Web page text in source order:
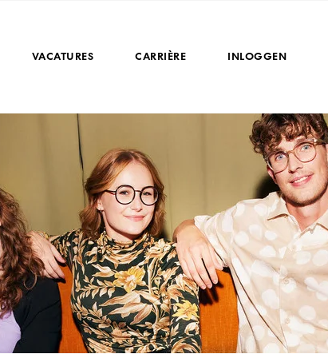
VACATURES CARRIÈRE INLOGGEN